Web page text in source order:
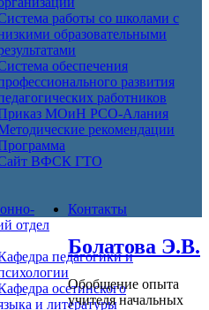
работы со школами с
образовательными
обеспечения
развития
работников
МОиН РСО-Алания
рекомендации
ВФСК ГТО
отдел
педагогики и
осетинского
и литературы
Контакты
Болатова Э.В.
Обобщение опыта
учителя начальных